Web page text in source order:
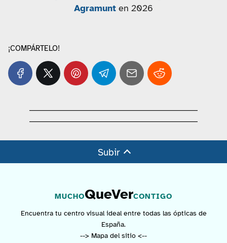
Agramunt en 2026
¡COMPÁRTELO!
Subir
MUCHOQueVerCONTIGO
Encuentra tu centro visual ideal entre todas las ópticas de
España.
--> Mapa del sitio <--